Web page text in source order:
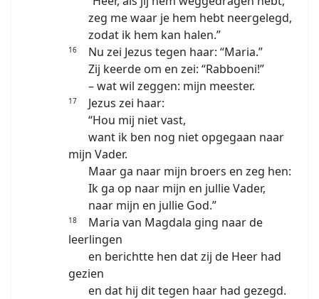
zeg me waar je hem hebt neergelegd,
zodat ik hem kan halen.”
16
Nu zei Jezus tegen haar: “Maria.”
Zij keerde om en zei: “Rabboeni!”
– wat wil zeggen: mijn meester.
17
Jezus zei haar:
“Hou mij niet vast,
want ik ben nog niet opgegaan naar
mijn Vader.
Maar ga naar mijn broers en zeg hen:
Ik ga op naar mijn en jullie Vader,
naar mijn en jullie God.”
18
Maria van Magdala ging naar de
leerlingen
en berichtte hen dat zij de Heer had
gezien
en dat hij dit tegen haar had gezegd.